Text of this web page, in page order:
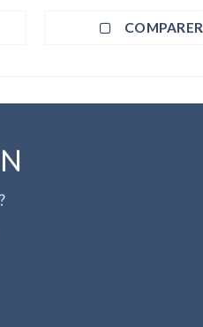
COMPARER